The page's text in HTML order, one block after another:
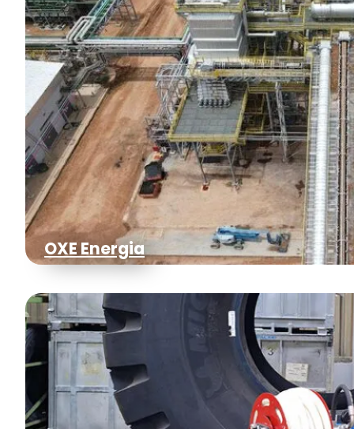
OXE Energia